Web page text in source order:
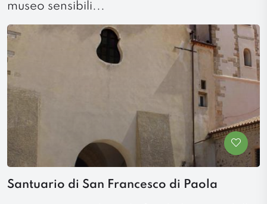
museo sensibili...
Santuario di San Francesco di Paola